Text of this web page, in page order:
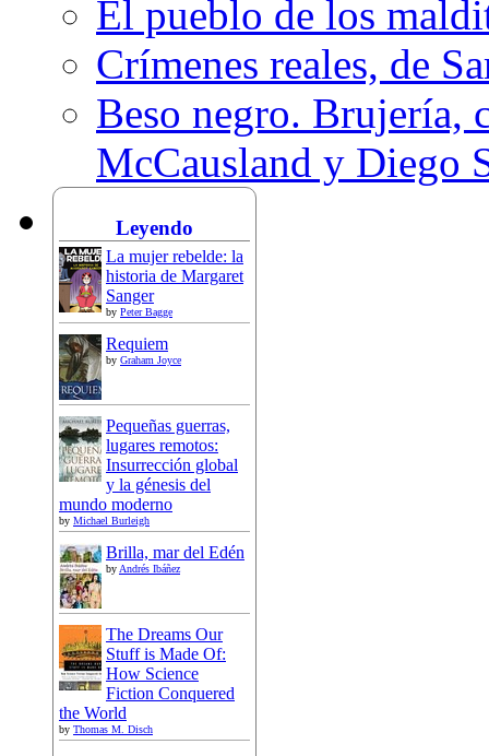
El pueblo de los
Crímenes reales, de
Beso negro. Brujería,
McCausland y Diego
Leyendo
La mujer rebelde: la
historia de Margaret
Sanger
by Peter Bagge
Requiem
by Graham Joyce
Pequeñas guerras,
lugares remotos:
Insurrección global
y la génesis del
mundo moderno
by Michael Burleigh
Brilla, mar del Edén
by Andrés Ibáñez
The Dreams Our
Stuff is Made Of:
How Science
Fiction Conquered
the World
by Thomas M. Disch